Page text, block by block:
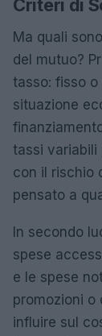
Criteri di
Ma quali
del mutuo?
tasso: fisso o
situazione
tassi variabili
con il rischio
pensato a
In secondo
spese
e le spese
promozioni o
influire sul